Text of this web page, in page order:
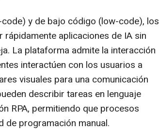
y de bajo código (low-code), los
aplicaciones de IA sin
La plataforma admite la interacción
interactúen con los usuarios a
visuales para una comunicación
describir tareas en lenguaje
RPA, permitiendo que procesos
de programación manual.